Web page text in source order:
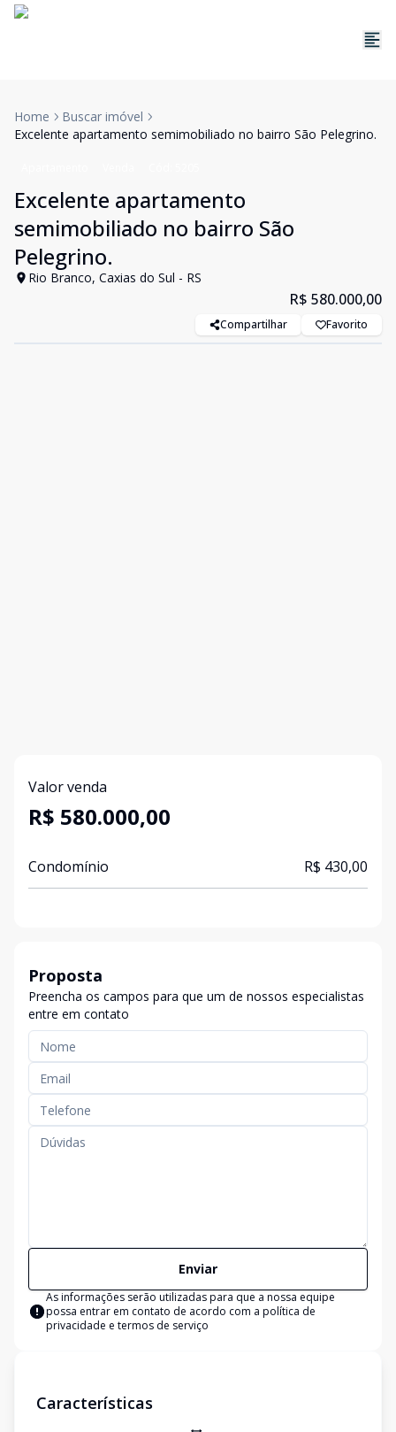
Home
Buscar imóvel
Excelente apartamento semimobiliado no bairro São Pelegrino.
Excelente apartamento
semimobiliado no bairro São
Pelegrino.
Rio Branco, Caxias do Sul - RS
R$ 580.000,00
Compartilhar Favorito
Valor venda
R$ 580.000,00
Condomínio R$ 430,00
Proposta
Preencha os campos para que um de nossos especialistas
entre em contato
Enviar
As informações serão utilizadas para que a nossa equipe
possa entrar em contato de acordo com a política de
privacidade e termos de serviço
Características